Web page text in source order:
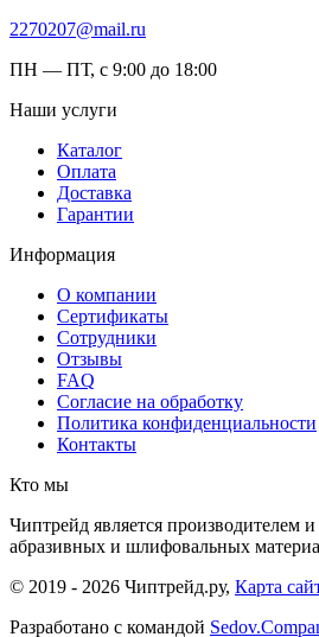
2270207@mail.ru
ПН — ПТ, с 9:00 до 18:00
Наши услуги
Каталог
Оплата
Доставка
Гарантии
Информация
О компании
Сертификаты
Сотрудники
Отзывы
FAQ
Согласие на обработку
Политика конфиденциальности
Контакты
Кто мы
Чиптрейд является производителем
абразивных и шлифовальных
© 2019 - 2026 Чиптрейд.ру, Карта
Разработано с командой